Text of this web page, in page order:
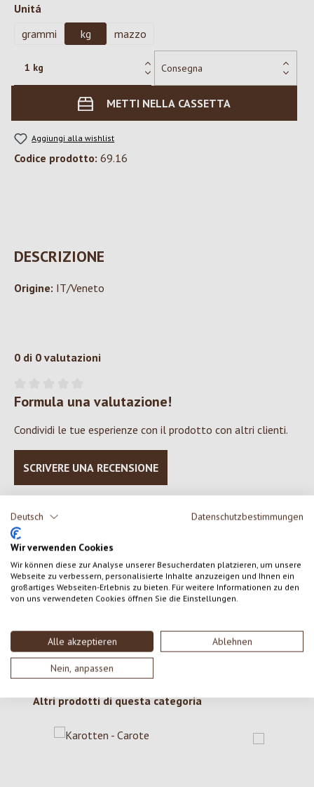
Deutsch Datenschutzbestimmungen
Wir verwenden Cookies
Wir können diese zur Analyse unserer Besucherdaten platzieren, um unsere
Webseite zu verbessern, personalisierte Inhalte anzuzeigen und Ihnen ein
großartiges Webseiten-Erlebnis zu bieten. Für weitere Informationen zu den
von uns verwendeten Cookies öffnen Sie die Einstellungen.
Alle akzeptieren Ablehnen
Nein, anpassen
Seleziona
Unitá
grammi
kg mazzo
METTI NELLA CASSETTA
Aggiungi alla wishlist
Codice prodotto: 69.16
DESCRIZIONE
Origine: IT/Veneto
0 di 0 valutazioni
Valutazione media di 0 su 5 stelle
Formula una valutazione!
Condividi le tue esperienze con il prodotto con altri clienti.
SCRIVERE UNA RECENSIONE
Nessuna recensione trovata Condividi le tue opinioni
con gli altri.
Salta la galleria dei prodotti
Altri prodotti di questa categoria